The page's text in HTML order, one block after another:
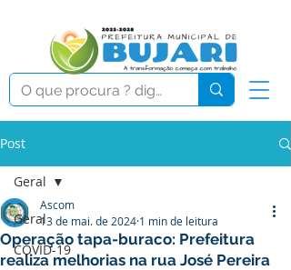
Post
Geral
COVID-19
Geral
Operação tapa-buraco: Prefeitura
realiza melhorias na rua José Pereira
Ascom
13 de mai. de 2024 1 min de leitura